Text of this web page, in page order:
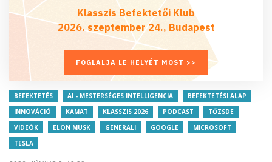
Klasszis Befektetői Klub
2026. szeptember 24., Budapest
FOGLALJA LE HELYÉT MOST >>
BEFEKTETÉS AI - MESTERSÉGES INTELLIGENCIA
BEFEKTETÉSI ALAP
INNOVÁCIÓ
KAMAT KLASSZIS 2026 PODCAST
TŐZSDE
VIDEÓK
ELON MUSK GENERALI GOOGLE
MICROSOFT
TESLA